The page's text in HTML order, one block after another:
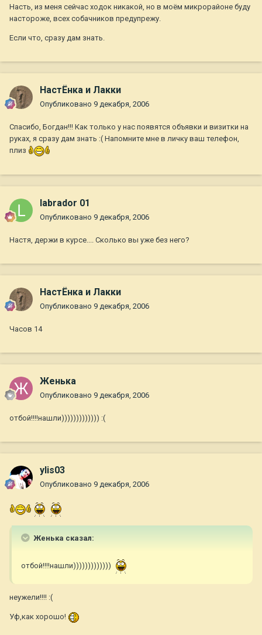
Насть, из меня сейчас ходок никакой, но в моём микрорайоне буду
настороже, всех собачников предупрежу.
Если что, сразу дам знать.
НастЁнка и Лакки
Опубликовано 9 декабря, 2006
Спасибо, Богдан!!! Как только у нас появятся объявки и визитки на
руках, я сразу дам знать :( Напомните мне в личку ваш телефон,
плиз
labrador 01
Опубликовано 9 декабря, 2006
Настя, держи в курсе.... Сколько вы уже без него?
НастЁнка и Лакки
Опубликовано 9 декабря, 2006
Часов 14
Женька
Опубликовано 9 декабря, 2006
отбой!!!!нашли))))))))))))) :(
ylis03
Опубликовано 9 декабря, 2006
Женька сказал:
отбой!!!!нашли)))))))))))))
неужели!!!! :(
Уф,как хорошо!